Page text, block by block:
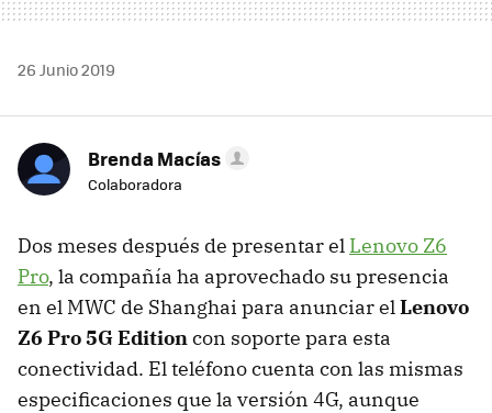
26 Junio 2019
Brenda Macías
Colaboradora
Dos meses después de presentar el Lenovo Z6
Pro, la compañía ha aprovechado su presencia
en el MWC de Shanghai para anunciar elLenovo
Z6 Pro 5G Editioncon soporte para esta
conectividad. El teléfono cuenta con las mismas
especificaciones que la versión 4G, aunque